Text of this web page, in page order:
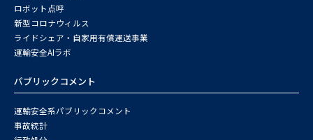
ロボット点呼
新型コロナウィルス
ライドシェア・自家用有償運送事業
運輸安全AIラボ
パブリックコメント
運輸安全系パブリックコメント
事故統計